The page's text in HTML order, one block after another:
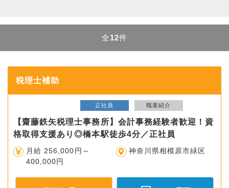
全12件
税理士補助
正社員 職業紹介
【齋藤鉄矢税理士事務所】会計事務経験者歓迎！資
格取得支援あり◎橋本駅徒歩4分／正社員
月給 256,000円～
400,000円
神奈川県相模原市緑区